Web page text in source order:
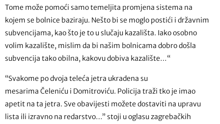
Tome može pomoći samo temeljita promjena sistema na
kojem se bolnice baziraju. Nešto bi se moglo postići i državnim
subvencijama, kao što je to u slučaju kazališta. Iako osobno
volim kazalište, mislim da bi našim bolnicama dobro došla
subvencija tako obilna, kakovu dobiva kazalište…“
“Svakome po dvoja teleća jetra ukradena su
mesarima Čeleniću i Domitroviću. Policija traži tko je imao
apetit na ta jetra. Sve obavijesti možete dostaviti na upravu
lista ili izravno na redarstvo…” stoji u oglasu zagrebačkih